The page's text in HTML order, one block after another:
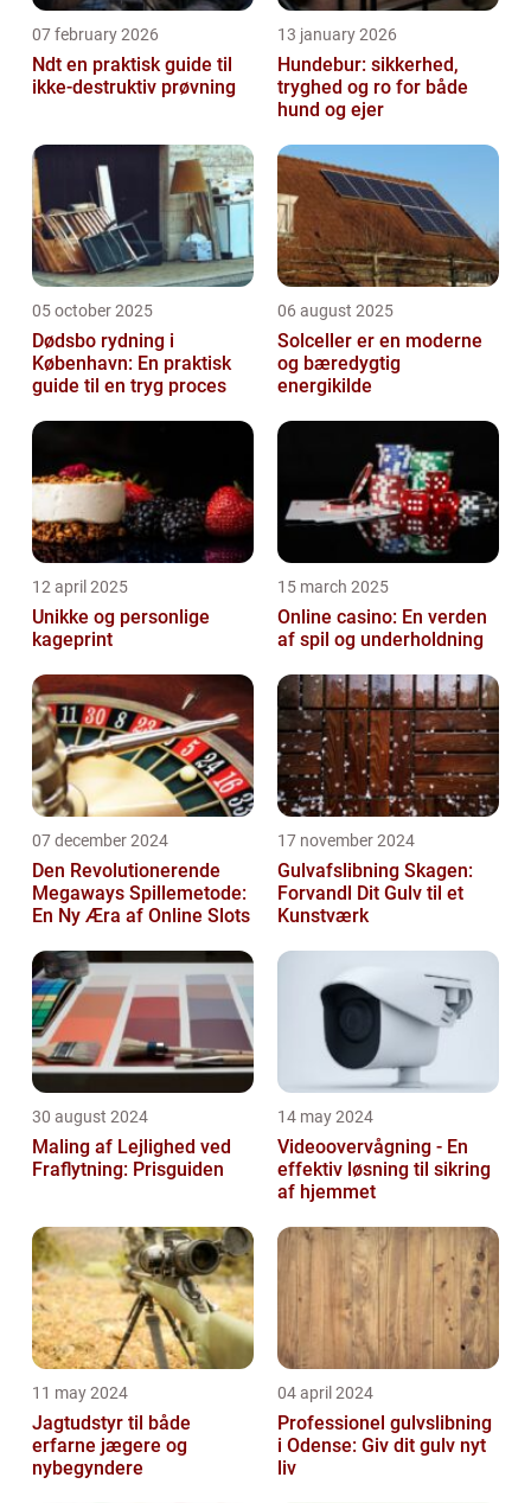
07 february 2026
Ndt en praktisk guide til
ikke-destruktiv prøvning
13 january 2026
Hundebur: sikkerhed,
tryghed og ro for både
hund og ejer
05 october 2025
Dødsbo rydning i
København: En praktisk
guide til en tryg proces
06 august 2025
Solceller er en moderne
og bæredygtig
energikilde
12 april 2025
Unikke og personlige
kageprint
15 march 2025
Online casino: En verden
af spil og underholdning
07 december 2024
Den Revolutionerende
Megaways Spillemetode:
En Ny Æra af Online Slots
17 november 2024
Gulvafslibning Skagen:
Forvandl Dit Gulv til et
Kunstværk
30 august 2024
Maling af Lejlighed ved
Fraflytning: Prisguiden
14 may 2024
Videoovervågning - En
effektiv løsning til sikring
af hjemmet
11 may 2024
Jagtudstyr til både
erfarne jægere og
nybegyndere
04 april 2024
Professionel gulvslibning
i Odense: Giv dit gulv nyt
liv